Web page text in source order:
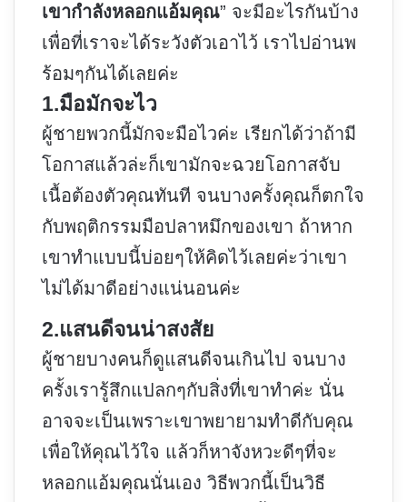
เขากำลังหลอกแอ้มคุณ” จะมีอะไรกันบ้าง
เพื่อที่เราจะได้ระวังตัวเอาไว้ เราไปอ่านพ
ร้อมๆกันได้เลยค่ะ
1.มือมักจะไว
ผู้ชายพวกนี้มักจะมือไวค่ะ เรียกได้ว่าถ้ามี
โอกาสแล้วล่ะก็เขามักจะฉวยโอกาสจับ
เนื้อต้องตัวคุณทันที จนบางครั้งคุณก็ตกใจ
กับพฤติกรรมมือปลาหมึกของเขา ถ้าหาก
เขาทำแบบนี้บ่อยๆให้คิดไว้เลยค่ะว่าเขา
ไม่ได้มาดีอย่างแน่นอนค่ะ
2.แสนดีจนน่าสงสัย
ผู้ชายบางคนก็ดูแสนดีจนเกินไป จนบาง
ครั้งเรารู้สึกแปลกๆกับสิ่งที่เขาทำค่ะ นั่น
อาจจะเป็นเพราะเขาพยายามทำดีกับคุณ
เพื่อให้คุณไว้ใจ แล้วก็หาจังหวะดีๆที่จะ
หลอกแอ้มคุณนั่นเอง วิธีพวกนี้เป็นวิธี